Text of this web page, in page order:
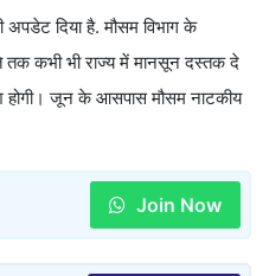
अपडेट दिया है. मौसम विभाग के
कभी भी राज्य में मानसून दस्तक दे
होगी। जून के आसपास मौसम नाटकीय
Join Now